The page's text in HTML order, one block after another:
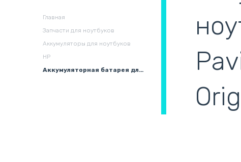
Главная
Запчасти для ноутбуков
Аккумуляторы для ноутбуков
HP
Аккумуляторная батарея для ноутбука HP Compaq HSTNN-IB79 Pavilion DV6 10.8V Black 4910mAh Orig
Orig